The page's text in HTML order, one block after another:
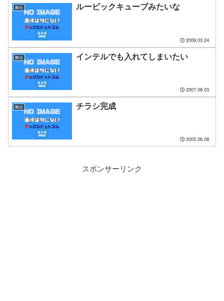
舞台 ルービックキューブみたいな
2009.03.24
舞台 インテルでも入れてしまいたい
2007.08.03
舞台 チラシ完成
2005.06.08
スポンサーリンク